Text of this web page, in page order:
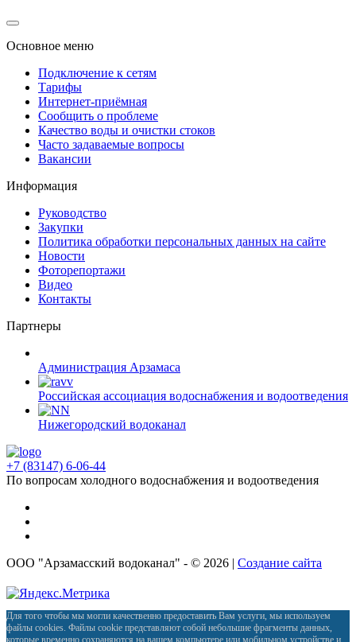
Основное меню
Подключение к сетям
Тарифы
Интернет-приёмная
Сообщить о проблеме
Качество воды и очистки стоков
Часто задаваемые вопросы
Вакансии
Информация
Руководство
Закупки
Политика обработки персональных данных на сайте
Новости
Фоторепортажи
Видео
Контакты
Партнеры
Администрация Арзамаса
Российская ассоциация водоснабжения и водоотведения
Нижегородский водоканал
+7 (83147) 6-06-44
По вопросам холодного водоснабжения и водоотведения
ООО "Арзамасский водоканал" - © 2026 | Создание сайта
Для того чтобы мы могли качественно предоставить Вам услуги, мы используем
файлы cookies. Файлы cookie представляют собой небольшие фрагменты данных,
которые временно сохраняются на вашем компьютере или мобильном устройстве и